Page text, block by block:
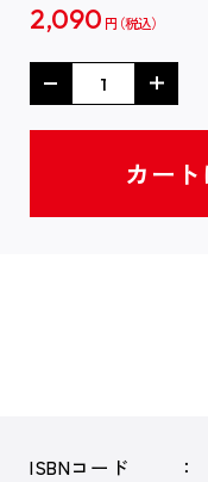
2,090 円
ISBNコード